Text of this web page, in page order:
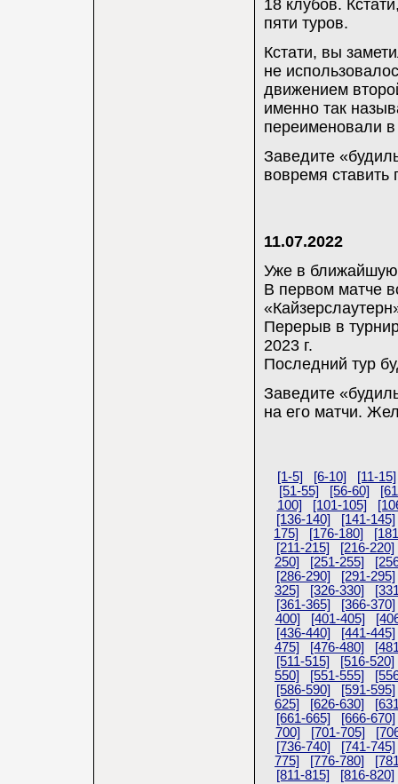
18 клубов.
пяти туров.
Кстати, вы
не
движением
именно так
переименовали
Заведите
вовремя
11.07.2022
Уже в ближайшую
В первом матче
Перерыв в
2023 г.
Последний тур
Заведите
на его матчи.
[1-5] [6-10]
[11-15]
[51-55]
[56-60]
100]
[101-105]
[136-140]
[141-145]
175]
[176-180]
[211-215]
[216-220]
250]
[251-255]
[286-290]
[291-295]
325]
[326-330]
[361-365]
[366-370]
400]
[401-405]
[436-440]
[441-445]
475]
[476-480]
[511-515]
[516-520]
550]
[551-555]
[586-590]
[591-595]
625]
[626-630]
[661-665]
[666-670]
700]
[701-705]
[736-740]
[741-745]
775]
[776-780]
[811-815]
[816-820]